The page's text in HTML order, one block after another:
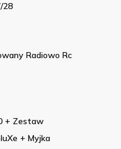
28
Radiowo Rc
+ Zestaw
+ Myjka